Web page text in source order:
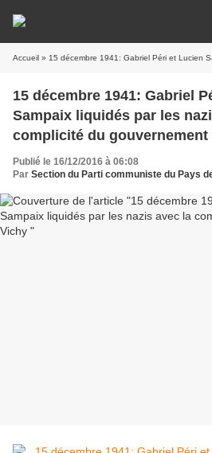
Accueil » 15 décembre 1941: Gabriel Péri et Lucien Sampaix liquidés par
15 décembre 1941: Gabriel
Sampaix liquidés par les
complicité du gouvernement
Publié le 16/12/2016 à 06:08
Par Section du Parti communiste du Pays